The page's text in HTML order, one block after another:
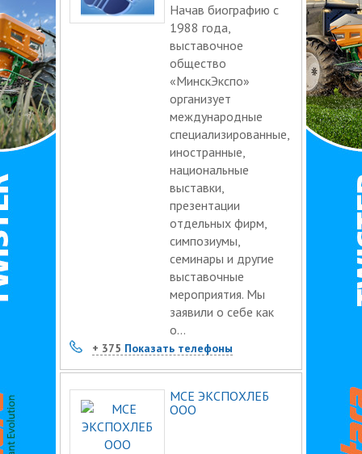
Начав биографию с
1988 года,
выставочное
общество
«МинскЭкспо»
организует
международные
специализированные,
иностранные,
национальные
выставки,
презентации
отдельных фирм,
симпозиумы,
семинары и другие
выставочные
мероприятия. Мы
заявили о себе как
о...
+ 375 Показать телефоны
МСЕ ЭКСПОХЛЕБ
ООО